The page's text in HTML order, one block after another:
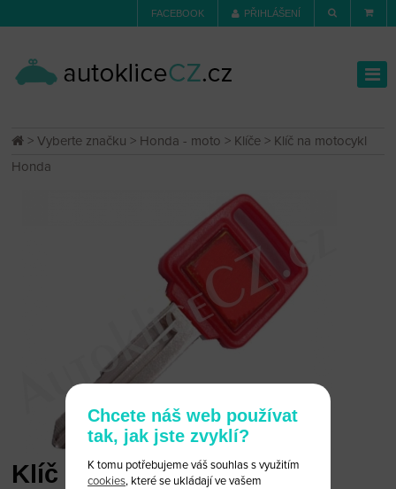
FACEBOOK PŘIHLÁŠENÍ
>Vyberte značku > Honda - moto > Klíče > Klíč na motocykl
Honda
Klíč na motocykl Honda
Chcete náš web používat
tak, jak jste zvyklí?
K tomu potřebujeme váš souhlas s využitím
cookies, které se ukládají ve vašem